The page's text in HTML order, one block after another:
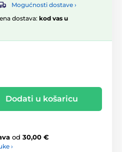
Mogućnosti dostave ›
dostava: kod vas u
Dodati u košaricu
od 30,00 €
›